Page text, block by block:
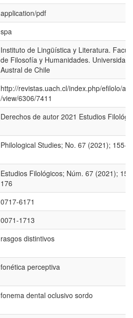
application/pdf
spa
Instituto de Lingüística y Literatura.
de Filosofía y Humanidades. Universidad
Austral de Chile
http://revistas.uach.cl/index.php/efilolo/
/view/6306/7411
Derechos de autor 2021 Estudios
Philological Studies; No. 67 (2021); 155-
Estudios Filológicos; Núm. 67 (2021);
176
0717-6171
0071-1713
rasgos distintivos
fonética perceptiva
fonema dental oclusivo sordo